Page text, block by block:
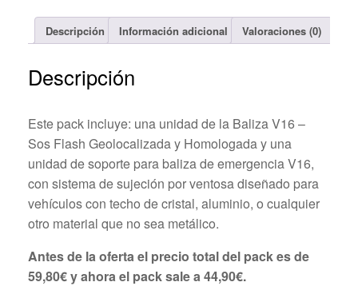
Descripción Información adicional Valoraciones (0)
Descripción
Este pack incluye: una unidad de la Baliza V16 –
Sos Flash Geolocalizada y Homologada y una
unidad de soporte para baliza de emergencia V16,
con sistema de sujeción por ventosa diseñado para
vehículos con techo de cristal, aluminio, o cualquier
otro material que no sea metálico.
Antes de la oferta el precio total del pack es de
59,80€ y ahora el pack sale a 44,90€.